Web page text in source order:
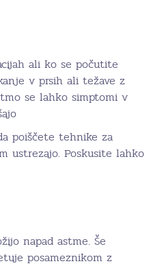
ali ko se počutite
v prsih ali težave z
se lahko simptomi v
poiščete tehnike za
ustrezajo. Poskusite lahko
napad astme. Še
posameznikom z